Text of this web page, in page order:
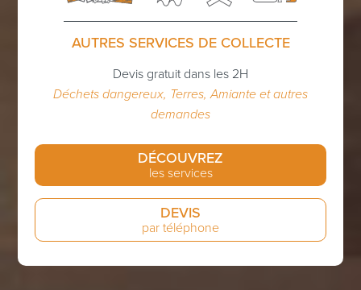
AUTRES SERVICES DE COLLECTE
Devis gratuit dans les 2H
Déchets dangereux, Terres, Amiante et autres
demandes
DÉCOUVREZ
les services
DEVIS
par téléphone